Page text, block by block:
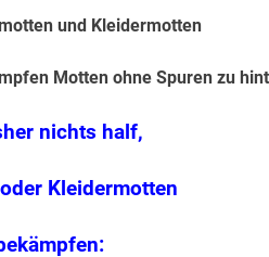
und Kleidermotten
Motten ohne Spuren zu
nichts half,
Kleidermotten